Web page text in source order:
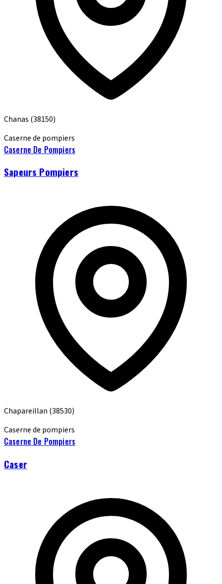
Chanas (38150)
Caserne de pompiers
Caserne De Pompiers
Sapeurs Pompiers
Chapareillan (38530)
Caserne de pompiers
Caserne De Pompiers
Caser